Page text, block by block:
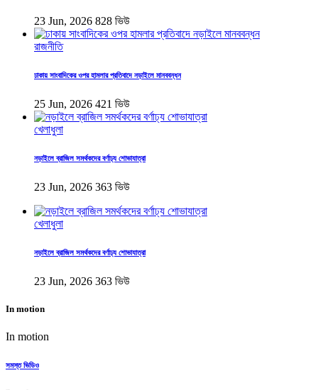
23 Jun, 2026 828 ভিউ
রাজনীতি
ঢাকায় সাংবাদিকের ওপর হামলার প্রতিবাদে নড়াইলে মানববন্ধন
25 Jun, 2026 421 ভিউ
খেলাধুলা
নড়াইলে ব্রাজিল সমর্থকদের বর্ণাঢ্য শোভাযাত্রা
23 Jun, 2026 363 ভিউ
খেলাধুলা
নড়াইলে ব্রাজিল সমর্থকদের বর্ণাঢ্য শোভাযাত্রা
23 Jun, 2026 363 ভিউ
In motion
In motion
সমস্ত ভিডিও